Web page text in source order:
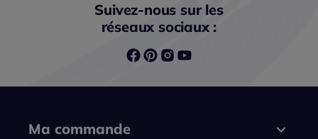
Suivez-nous sur les
réseaux sociaux :
Ma commande